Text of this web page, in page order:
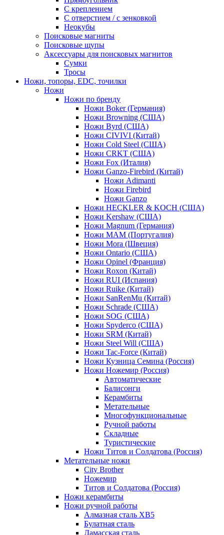
С креплением
С отверстием / с зенковкой
Неокубы
Поисковые магниты
Поисковые щупы
Аксессуары для поисковых магнитов
Сумки
Тросы
Ножи, топоры, EDC, точилки
Ножи
Ножи по бренду
Ножи Boker (Германия)
Ножи Browning (США)
Ножи Byrd (США)
Ножи CIVIVI (Китай)
Ножи Cold Steel (США)
Ножи CRKT (США)
Ножи Fox (Италия)
Ножи Ganzo-Firebird (Китай)
Ножи Adimanti
Ножи Firebird
Ножи Ganzo
Ножи HECKLER & KOCH (США)
Ножи Kershaw (США)
Ножи Magnum (Германия)
Ножи MAM (Португалия)
Ножи Mora (Швеция)
Ножи Ontario (США)
Ножи Opinel (Франция)
Ножи Roxon (Китай)
Ножи RUI (Испания)
Ножи Ruike (Китай)
Ножи SanRenMu (Китай)
Ножи Schrade (США)
Ножи SOG (США)
Ножи Spyderco (США)
Ножи SRM (Китай)
Ножи Steel Will (США)
Ножи Tac-Force (Китай)
Ножи Кузница Семина (Россия)
Ножи Ножемир (Россия)
Автоматические
Балисонги
Керамбиты
Метательные
Многофункциональные
Ручной работы
Складные
Туристические
Ножи Титов и Солдатова (Россия)
Метательные ножи
City Brother
Ножемир
Титов и Солдатова (Россия)
Ножи керамбиты
Ножи ручной работы
Алмазная сталь ХВ5
Булатная сталь
Дамасская сталь